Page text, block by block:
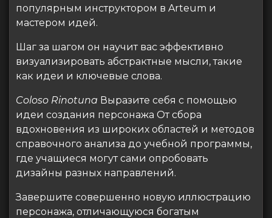
популярным инструктором в Arteum и
мастером идей.
Шаг за шагом он научит вас эффективно
визуализировать абстрактные мысли, такие
как идеи и ключевые слова.
Coloso Rinotuna Выразите себя с помощью
идеи создания персонажа От сбора
вдохновения из широких областей и методов
справочного анализа до учебной программы,
где учащиеся могут сами опробовать
дизайны разных направлений.
Завершите совершенно новую иллюстрацию
персонажа, отличающуюся богатым